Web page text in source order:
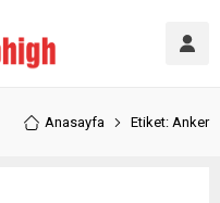
Anasayfa Etiket: Anker